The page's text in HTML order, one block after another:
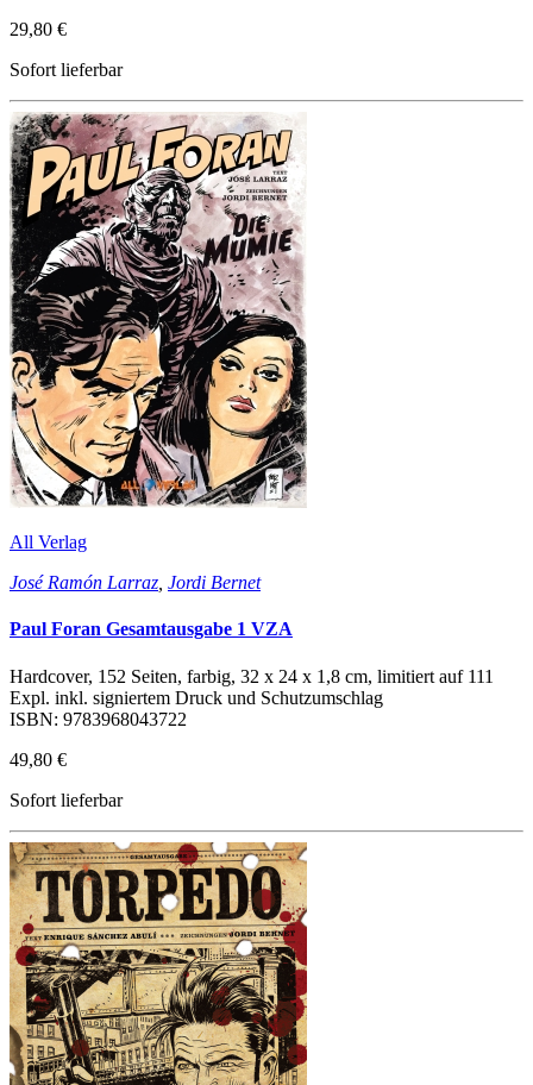
29,80 €
Sofort lieferbar
All Verlag
José Ramón Larraz Jordi Bernet
Paul Foran Gesamtausgabe 1 VZA
Hardcover, 152 Seiten, farbig, 32 x 24 x 1,8 cm, limitiert auf 111
Expl. inkl. signiertem Druck und Schutzumschlag
ISBN: 9783968043722
49,80 €
Sofort lieferbar